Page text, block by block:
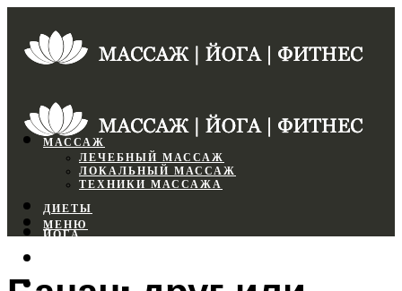
МАССАЖ
ЛЕЧЕБНЫЙ МАССАЖ
ЛОКАЛЬНЫЙ МАССАЖ
ТЕХНИКИ МАССАЖА
ДИЕТЫ
ЙОГА
ФИТНЕС
МЕНЮ